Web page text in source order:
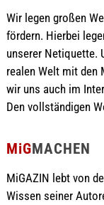
Wir legen großen
fördern. Hierbei
unserer Netiquette.
realen Welt mit den
wir uns auch im
Den vollständigen
MiGMACHEN
MiGAZIN lebt von
Wissen seiner